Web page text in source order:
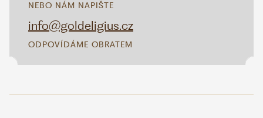
NEBO NÁM NAPIŠTE
info@goldeligius.cz
ODPOVÍDÁME OBRATEM